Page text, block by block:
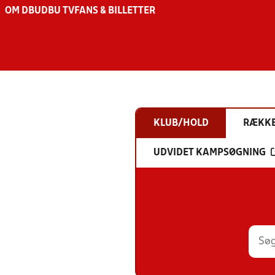
OM DBU DBU TV FANS & BILLETTER
KLUB/HOLD
UDVIDET KAMPSØGNING